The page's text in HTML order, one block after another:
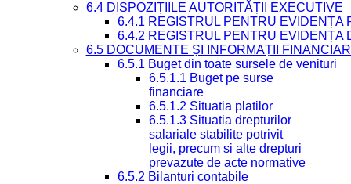
6.4 DISPOZIȚIILE AUTORITĂȚII EXECUTIVE
6.4.1 REGISTRUL PENTRU EVIDENȚA
6.4.2 REGISTRUL PENTRU EVIDENȚA
6.5 DOCUMENTE ȘI INFORMAȚII
6.5.1 Buget din toate sursele de venituri
6.5.1.1 Buget pe surse
financiare
6.5.1.2 Situatia platilor
6.5.1.3 Situatia drepturilor
salariale stabilite potrivit
legii, precum si alte drepturi
prevazute de acte normative
6.5.2 Bilanturi contabile